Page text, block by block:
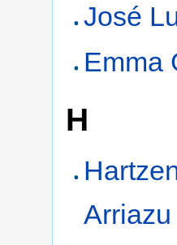
José
Emma
H
Arriazu